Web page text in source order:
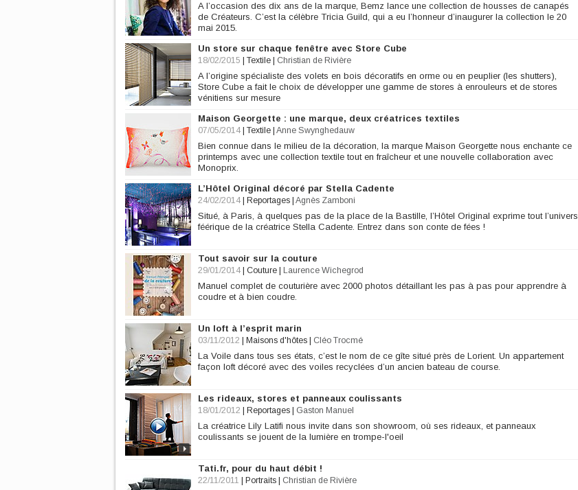
A l’occasion des dix ans de la marque, Bemz lance une collection de housses de canapés
de Créateurs. C’est la célèbre Tricia Guild, qui a eu l’honneur d’inaugurer la collection le 20
mai 2015.
Un store sur chaque fenêtre avec Store Cube
18/02/2015 Textile Christian de Rivière
A l’origine spécialiste des volets en bois décoratifs en orme ou en peuplier (les shutters),
Store Cube a fait le choix de développer une gamme de stores à enrouleurs et de stores
vénitiens sur mesure
Maison Georgette : une marque, deux créatrices textiles
07/05/2014 Textile Anne Swynghedauw
Bien connue dans le milieu de la décoration, la marque Maison Georgette nous enchante ce
printemps avec une collection textile tout en fraîcheur et une nouvelle collaboration avec
Monoprix.
L’Hôtel Original décoré par Stella Cadente
24/02/2014 Reportages Agnès Zamboni
Situé, à Paris, à quelques pas de la place de la Bastille, l’Hôtel Original exprime tout l’univers
féérique de la créatrice Stella Cadente. Entrez dans son conte de fées !
Tout savoir sur la couture
29/01/2014 Couture Laurence Wichegrod
Manuel complet de couturière avec 2000 photos détaillant les pas à pas pour apprendre à
coudre et à bien coudre.
Un loft à l’esprit marin
03/11/2012 Maisons d'hôtes Cléo Trocmé
La Voile dans tous ses états, c’est le nom de ce gîte situé près de Lorient. Un appartement
façon loft décoré avec des voiles recyclées d’un ancien bateau de course.
Les rideaux, stores et panneaux coulissants
18/01/2012 Reportages Gaston Manuel
La créatrice Lily Latifi nous invite dans son showroom, où ses rideaux, et panneaux
coulissants se jouent de la lumière en trompe-l'oeil
Tati.fr, pour du haut débit !
22/11/2011 Portraits Christian de Rivière